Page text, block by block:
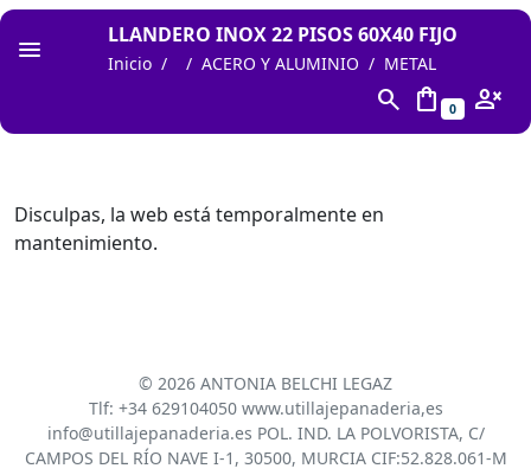
LLANDERO INOX 22 PISOS 60X40 FIJO
Inicio ACERO Y ALUMINIO METAL
search shopping_bag 0 person_cancel
Disculpas, la web está temporalmente en
mantenimiento.
© 2026 ANTONIA BELCHI LEGAZ
Tlf: +34 629104050 www.utillajepanaderia,es
info@utillajepanaderia.es POL. IND. LA POLVORISTA, C/
CAMPOS DEL RÍO NAVE I-1, 30500, MURCIA CIF:52.828.061-M